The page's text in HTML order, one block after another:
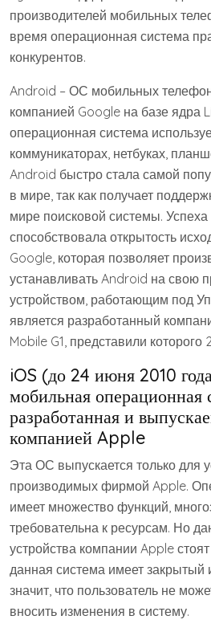
производителей мобильных
время операционная система
конкурентов.
Android – ОС мобильных
компанией Google на базе ядра
операционная система
коммуникаторах, нетбуках,
Android быстро стала самой
в мире, так как получает
мире поисковой системы.
способствовала открытость
Google, которая позволяет
устанавливать Android на свою
устройством, работающим под
является разработанный
Mobile G1, представили которого
iOS (до 24 июня 2010
мобильная операционная
разработанная и
компанией Apple
Эта ОС выпускается только для
производимых фирмой Apple.
имеет множество функций,
требовательна к ресурсам. Но
устройства компании Apple
данная система имеет закрытый
значит, что пользователь не
вносить изменения в систему.